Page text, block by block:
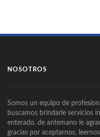
NOSOTROS
Somos un equipo de
buscamos brindarle servicios
enterado, de antemano le
gracias por aceptarnos,